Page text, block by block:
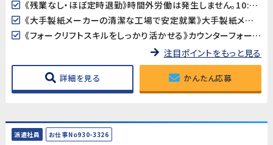
《残業なし・ほぼ定時退勤》時間外労働は発生しません。10:00〜16:00のパート勤務でメリハリよく働けます。家庭やプライベートとの両立がしやすい環境です。
《大手製紙メーカーの清潔な工場で安定就業》大手製紙メーカーの工場でのお仕事です。全体空調完備のきれいな環境で、長期的に安定して働けます。
《フォークリフトスキルをしっかり活かせる》カウンターフォークリフトを使った製品運搬がメインの業務です。取り扱う製品は最大10kg程度で、体への負担も少なめです。
注目ポイントをもっと見る
詳細を見る かんたん応募
派遣社員 お仕事No930-3326